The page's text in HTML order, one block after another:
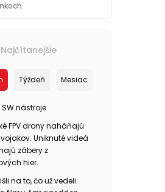
Najčítanejšie
Týždeň Mesiac
SW nástroje
FPV drony naháňajú
Uniknuté videá
zábery z
hier.
na to, čo už vedeli